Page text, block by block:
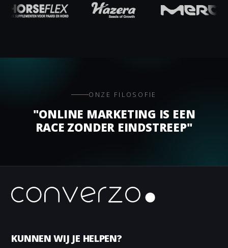
ONZE FILOSOFIE
"ONLINE MARKETING IS EEN
RACE ZONDER EINDSTREEP"
KUNNEN WIJ JE HELPEN?